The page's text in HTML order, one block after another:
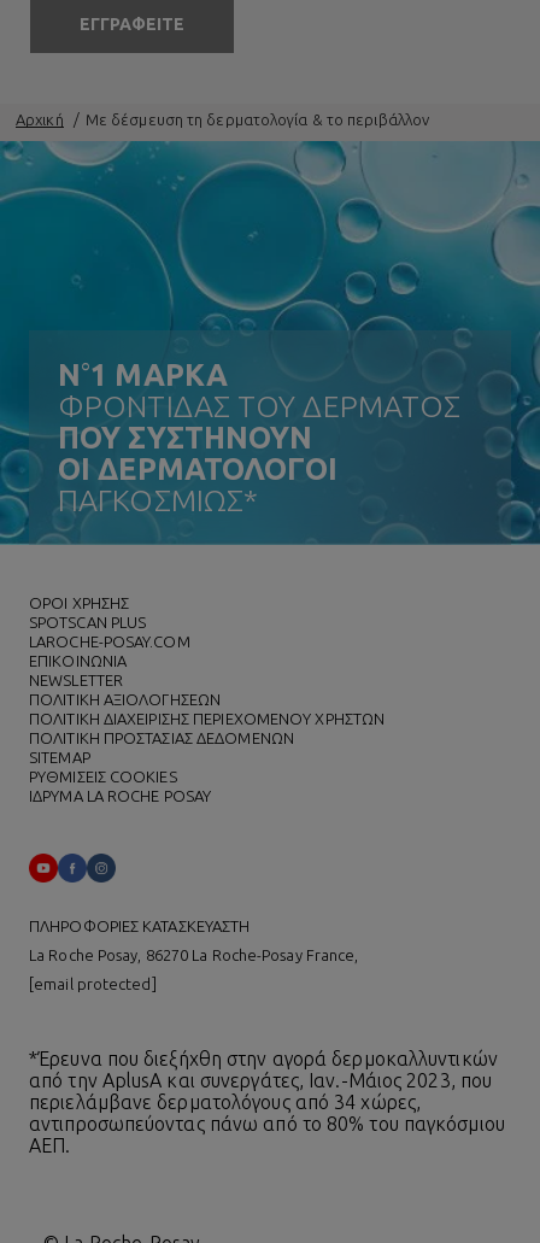
ΕΓΓΡΑΦΕΙΤΕ
Αρχική Με δέσμευση τη δερματολογία & το περιβάλλον
N°1 ΜΑΡΚΑ
ΦΡΟΝΤΙΔΑΣ ΤΟΥ ΔΕΡΜΑΤΟΣ
ΠΟΥ ΣΥΣΤΗΝΟΥΝ
ΟΙ ΔΕΡΜΑΤΟΛΟΓΟΙ
ΠΑΓΚΟΣΜΙΩΣ*
ΌΡΟΙ ΧΡΗΣΗΣ
SPOTSCAN PLUS
LAROCHE-POSAY.COM
ΕΠΙΚΟΙΝΩΝΙΑ
NEWSLETTER
ΠΟΛΙΤΙΚΗ ΑΞΙΟΛΟΓΗΣΕΩΝ
ΠΟΛΙΤΙΚΗ ΔΙΑΧΕΙΡΙΣΗΣ ΠΕΡΙΕΧΟΜΕΝΟΥ ΧΡΗΣΤΩΝ
ΠΟΛΙΤΙΚΗ ΠΡΟΣΤΑΣΙΑΣ ΔΕΔΟΜΕΝΩΝ
SITEMAP
ΡΥΘΜΙΣΕΙΣ COOKIES
ΙΔΡΥΜΑ LA ROCHE POSAY
ΠΛΗΡΟΦΟΡΙΕΣ ΚΑΤΑΣΚΕΥΑΣΤΗ
La Roche Posay, 86270 La Roche-Posay France,
[email protected]
*Έρευνα που διεξήχθη στην αγορά δερμοκαλλυντικών
από την AplusA και συνεργάτες, Ιαν.-Μάιος 2023, που
περιελάμβανε δερματολόγους από 34 χώρες,
αντιπροσωπεύοντας πάνω από το 80% του παγκόσμιου
ΑΕΠ.